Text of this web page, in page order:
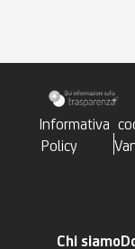
Informativa
Policy
Chi siamo